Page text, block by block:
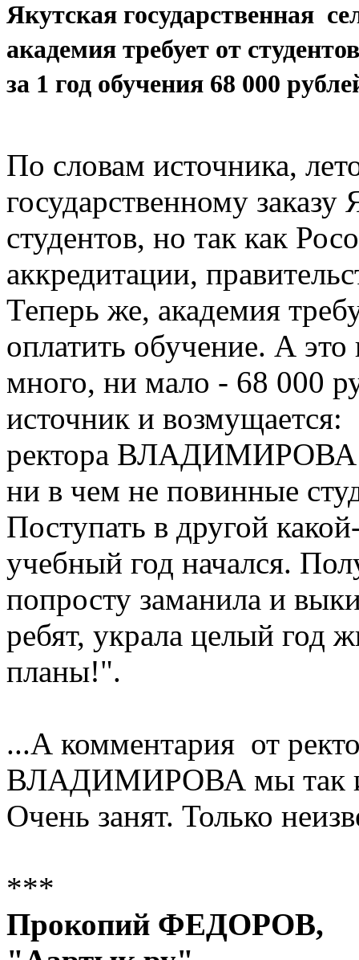
Якутская государственная
академия требует от
за 1 год обучения 68 000
По словам источника,
государственному
студентов, но так как
аккредитации,
Теперь же, академия
оплатить обучение. А это
много, ни мало - 68 000
источник и
ректора ВЛАДИМИРОВА
ни в чем не повинные
Поступать в другой
учебный год начался.
попросту заманила и
ребят, украла целый год
планы!".
...А комментария от
ВЛАДИМИРОВА мы так и
Очень занят. Только
***
Прокопий ФЕДОРОВ,